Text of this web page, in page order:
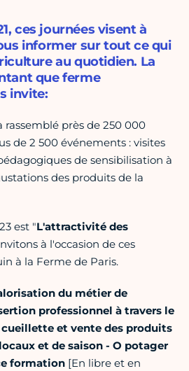
ces journées visent à
informer sur tout ce qui
au quotidien. La
que ferme
invite:
près de 250 000
de 2 500 événements : visites
de sensibilisation à
des produits de la
est "L'attractivité des
à l'occasion de ces
à la Ferme de Paris.
du métier de
professionnel à travers le
ueillette et vente des produits
et de saison - O potager
formation [En libre et en